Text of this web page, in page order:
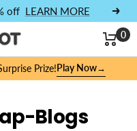
off LEARN MORE
0
Prize!Play Now→
Blogs